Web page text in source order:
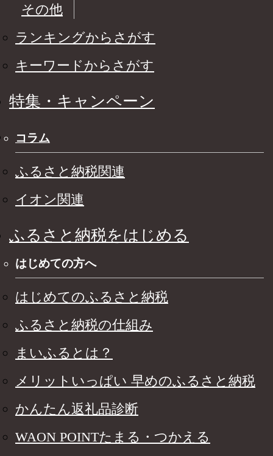
その他
ランキングからさがす
キーワードからさがす
特集・キャンペーン
コラム
ふるさと納税関連
イオン関連
ふるさと納税をはじめる
はじめての方へ
はじめてのふるさと納税
ふるさと納税の仕組み
まいふるとは？
メリットいっぱい 早めのふるさと納税
かんたん返礼品診断
WAON POINTたまる・つかえる